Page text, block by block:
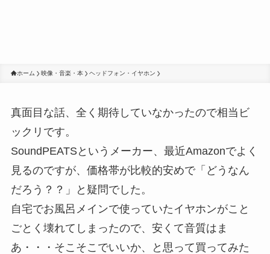
ホーム 映像・音楽・本 ヘッドフォン・イヤホン
真面目な話、全く期待していなかったので相当ビ
ックリです。
SoundPEATSというメーカー、最近Amazonでよく
見るのですが、価格帯が比較的安めで「どうなん
だろう？？」と疑問でした。
自宅でお風呂メインで使っていたイヤホンがこと
ごとく壊れてしまったので、安くて音質はま
あ・・・そこそこでいいか、と思って買ってみた